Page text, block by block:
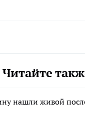
Читайте
нашли живой после